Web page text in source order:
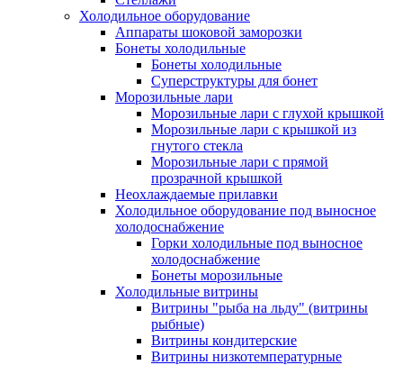
Холодильное оборудование
Аппараты шоковой заморозки
Бонеты холодильные
Бонеты холодильные
Суперструктуры для бонет
Морозильные лари
Морозильные лари с глухой крышкой
Морозильные лари с крышкой из
гнутого стекла
Морозильные лари с прямой
прозрачной крышкой
Неохлаждаемые прилавки
Холодильное оборудование под выносное
холодоснабжение
Горки холодильные под выносное
холодоснабжение
Бонеты морозильные
Холодильные витрины
Витрины "рыба на льду" (витрины
рыбные)
Витрины кондитерские
Витрины низкотемпературные